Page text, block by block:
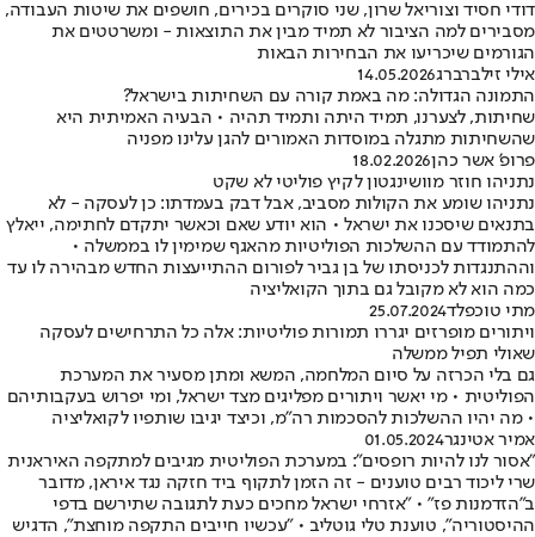
דודי חסיד וצוריאל שרון, שני סוקרים בכירים, חושפים את שיטות העבודה,
מסבירים למה הציבור לא תמיד מבין את התוצאות - ומשרטטים את
הגורמים שיכריעו את הבחירות הבאות
אילי זילברברג14.05.2026
התמונה הגדולה: מה באמת קורה עם השחיתות בישראל?
שחיתות, לצערנו, תמיד היתה ותמיד תהיה • הבעיה האמיתית היא
שהשחיתות מתגלה במוסדות האמורים להגן עלינו מפניה
פרופ' אשר כהן18.02.2026
נתניהו חוזר מוושינגטון לקיץ פוליטי לא שקט
נתניהו שומע את הקולות מסביב, אבל דבק בעמדתו: כן לעסקה - לא
בתנאים שיסכנו את ישראל • הוא יודע שאם וכאשר יתקדם לחתימה, ייאלץ
להתמודד עם ההשלכות הפוליטיות מהאגף שמימין לו בממשלה •
וההתנגדות לכניסתו של בן גביר לפורום ההתייעצות החדש מבהירה לו עד
כמה הוא לא מקובל גם בתוך הקואליציה
מתי טוכפלד25.07.2024
ויתורים מופרזים יגררו תמורות פוליטיות: אלה כל התרחישים לעסקה
שאולי תפיל ממשלה
גם בלי הכרזה על סיום המלחמה, המשא ומתן מסעיר את המערכת
הפוליטית • מי יאשר ויתורים מפליגים מצד ישראל, ומי יפרוש בעקבותיהם
• מה יהיו ההשלכות להסכמות רה"מ, וכיצד יגיבו שותפיו לקואליציה
אמיר אטינגר01.05.2024
"אסור לנו להיות רופסים": במערכת הפוליטית מגיבים למתקפה האיראנית
שרי ליכוד רבים טוענים - זה הזמן לתקוף ביד חזקה נגד איראן, מדובר
ב"הזדמנות פז" • "אזרחי ישראל מחכים כעת לתגובה שתירשם בדפי
ההיסטוריה", טוענת טלי גוטליב • "עכשיו חייבים התקפה מוחצת", הדגיש